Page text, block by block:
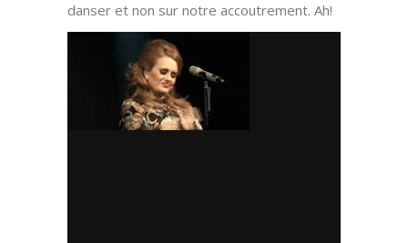
danser et non sur notre accoutrement. Ah!